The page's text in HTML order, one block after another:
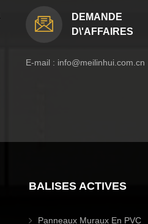
DEMANDE
D\'AFFAIRES
E-mail : info@meilinhui.com.cn
BALISES ACTIVES
Panneaux Muraux En PVC